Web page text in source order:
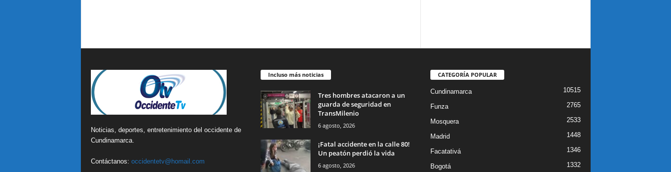
Noticias, deportes, entretenimiento del occidente de
Cundinamarca.
Contáctanos: occidentetv@homail.com
Incluso más noticias
Tres hombres atacaron a un
guarda de seguridad en
TransMilenio
6 agosto, 2026
¡Fatal accidente en la calle 80!
Un peatón perdió la vida
6 agosto, 2026
CATEGORÍA POPULAR
Cundinamarca 10515
Funza 2765
Mosquera 2533
Madrid 1448
Facatativá 1346
Bogotá 1332